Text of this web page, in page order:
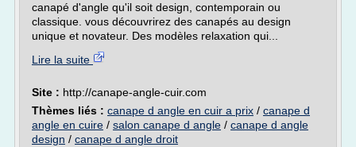
canapé d'angle qu'il soit design, contemporain ou
classique. vous découvrirez des canapés au design
unique et novateur. Des modèles relaxation qui...
Lire la suite
Site : http://canape-angle-cuir.com
Thèmes liés : canape d angle en cuir a prix / canape d
angle en cuire / salon canape d angle / canape d angle
design / canape d angle droit